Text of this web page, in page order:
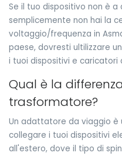
Se il tuo dispositivo non è
semplicemente non hai la
voltaggio/frequenza in
paese, dovresti ultilizzare un
i tuoi dispositivi e caricatori
Qual è la
trasformatore?
Un adattatore da viaggio è
collegare i tuoi dispositivi
all'estero, dove il tipo di